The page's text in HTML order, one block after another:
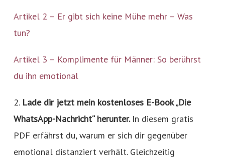
Artikel 2 – Er gibt sich keine Mühe mehr – Was
tun?
Artikel 3 – Komplimente für Männer: So berührst
du ihn emotional
2. Lade dir jetzt mein kostenloses E-Book „Die
WhatsApp-Nachricht“ herunter. In diesem gratis
PDF erfährst du, warum er sich dir gegenüber
emotional distanziert verhält. Gleichzeitig